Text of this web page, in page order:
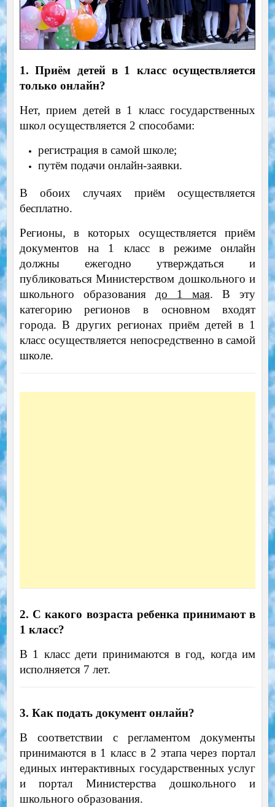
1. Приём детей в 1 класс осуществляется
только онлайн?
Нет, прием детей в 1 класс государственных
школ осуществляется 2 способами:
регистрация в самой школе;
путём подачи онлайн-заявки.
В обоих случаях приём осуществляется
бесплатно.
Регионы, в которых осуществляется приём
документов на 1 класс в режиме онлайн
должны ежегодно утверждаться и
публиковаться Министерством дошкольного и
школьного образования до 1 мая. В эту
категорию регионов в основном входят
города. В других регионах приём детей в 1
класс осуществляется непосредственно в самой
школе.
2. С какого возраста ребенка принимают в
1 класс?
В 1 класс дети принимаются в год, когда им
исполняется 7 лет.
3. Как подать документ онлайн?
В соответствии с регламентом документы
принимаются в 1 класс в 2 этапа через портал
единых интерактивных государственных услуг
и портал Министерства дошкольного и
школьного образования.